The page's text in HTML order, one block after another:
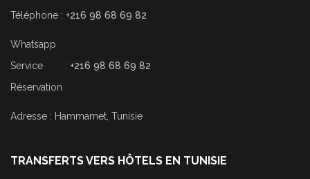
Téléphone : +216 98 68 69 82
Whatsapp
Service : +216 98 68 69 82
Réservation
Adresse : Hammamet, Tunisie
TRANSFERTS VERS HÔTELS EN TUNISIE